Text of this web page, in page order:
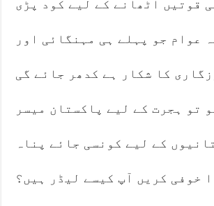
قوتیں اٹھانے کے لیے کود پڑی
عوام جو پہلے ہی مہنگائی اور
کا شکار ہے کدھر جائے گی
تو ہجرت کے لیے پاکستان میسر
کے لیے کونسی جائے پناہ
خوفی کریں آپ کیسے لیڈر ہیں؟